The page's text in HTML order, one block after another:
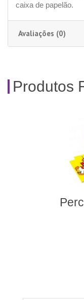
caixa de papelão.
Avaliações (0)
Produtos